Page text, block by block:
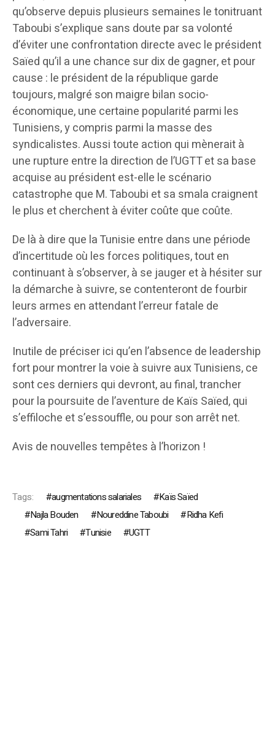
qu’observe depuis plusieurs semaines le tonitruant
Taboubi s’explique sans doute par sa volonté
d’éviter une confrontation directe avec le président
Saïed qu’il a une chance sur dix de gagner, et pour
cause : le président de la république garde
toujours, malgré son maigre bilan socio-
économique, une certaine popularité parmi les
Tunisiens, y compris parmi la masse des
syndicalistes. Aussi toute action qui mènerait à
une rupture entre la direction de l’UGTT et sa base
acquise au président est-elle le scénario
catastrophe que M. Taboubi et sa smala craignent
le plus et cherchent à éviter coûte que coûte.
De là à dire que la Tunisie entre dans une période
d’incertitude où les forces politiques, tout en
continuant à s’observer, à se jauger et à hésiter sur
la démarche à suivre, se contenteront de fourbir
leurs armes en attendant l’erreur fatale de
l’adversaire.
Inutile de préciser ici qu’en l’absence de leadership
fort pour montrer la voie à suivre aux Tunisiens, ce
sont ces derniers qui devront, au final, trancher
pour la poursuite de l’aventure de Kaïs Saïed, qui
s’effiloche et s’essouffle, ou pour son arrêt net.
Avis de nouvelles tempêtes à l’horizon !
Tags: augmentations salariales
Kaïs Saïed
Najla Bouden
Noureddine Taboubi
Ridha Kefi
Sami Tahri
Tunisie UGTT